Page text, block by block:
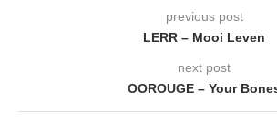
previous post
LERR – Mooi Leven
next post
OOROUGE – Your